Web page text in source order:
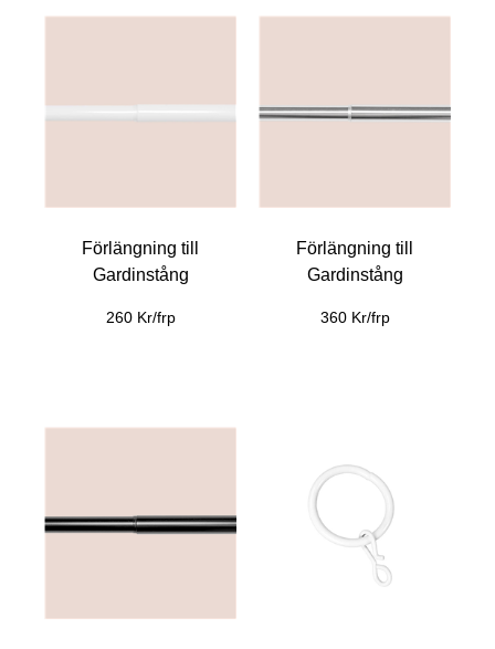
Förlängning till
Gardinstång
260 Kr/frp
Förlängning till
Gardinstång
360 Kr/frp